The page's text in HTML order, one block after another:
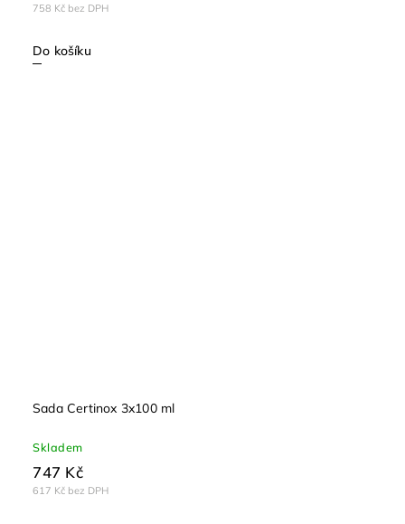
758 Kč bez DPH
Do košíku
Sada Certinox 3x100 ml
Skladem
617 Kč bez DPH
747 Kč